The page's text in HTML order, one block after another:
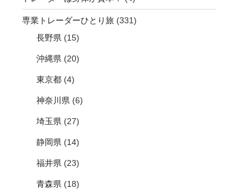
専業トレーダーひとり旅 (331)
長野県 (15)
沖縄県 (20)
東京都(4)
神奈川県 (6)
埼玉県 (27)
静岡県 (14)
福井県 (23)
青森県 (18)